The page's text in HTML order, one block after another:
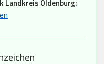
Landkreis Oldenburg: